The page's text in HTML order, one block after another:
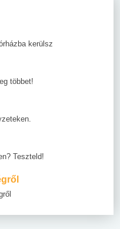
kerülsz
többet!
Teszteld!